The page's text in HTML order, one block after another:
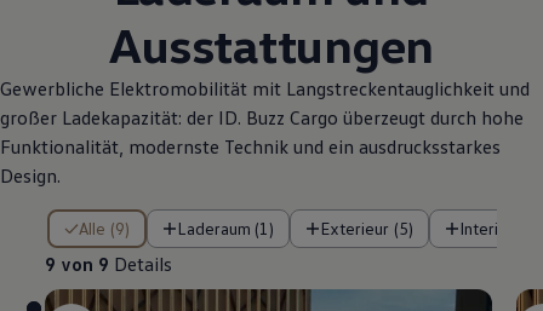
Ausstattungen
Gewerbliche Elektromobilität mit Langstreckentauglichkeit und
großer Ladekapazität: der ID. Buzz Cargo überzeugt durch hohe
Funktionalität, modernste Technik und ein ausdrucksstarkes
Design.
Alle (9) Laderaum (1) Exterieur (5) Interieur
9 von 9 Details
9 von 9 Details